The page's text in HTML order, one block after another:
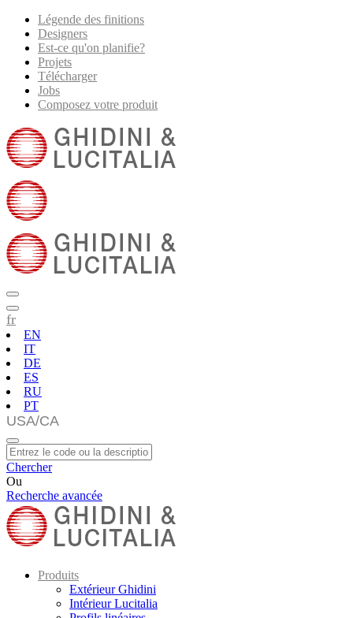
Légende des finitions
Designers
Est-ce qu'on planifie?
Projets
Télécharger
Jobs
Composez votre produit
fr
EN
IT
DE
ES
RU
PT
Chercher
Ou
Recherche avancée
Produits
Extérieur Ghidini
Intérieur Lucitalia